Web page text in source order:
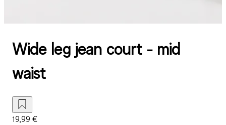
Wide leg jean court - mid
waist
19,99 €